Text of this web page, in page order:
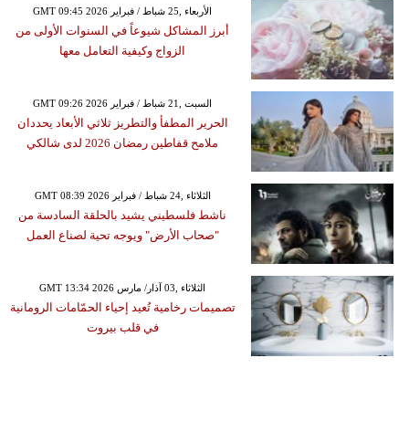
GMT 09:45 2026 الأربعاء ,25 شباط / فبراير
أبرز المشاكل شيوعاً في السنوات الأولى من
الزواج وكيفية التعامل معها
GMT 09:26 2026 السبت ,21 شباط / فبراير
الحرير المطفأ والتطريز ثلاثي الأبعاد يحددان
ملامح قفاطين رمضان 2026 لدى شالكي
GMT 08:39 2026 الثلاثاء ,24 شباط / فبراير
ناشط فلسطيني يشيد بالحلقة السادسة من
"صحاب الأرض" ويوجه تحية لصناع العمل
GMT 13:34 2026 الثلاثاء ,03 آذار/ مارس
تصميمات رخامية تُعيد إحياء الحمّامات الرومانية
في قلب بيروت